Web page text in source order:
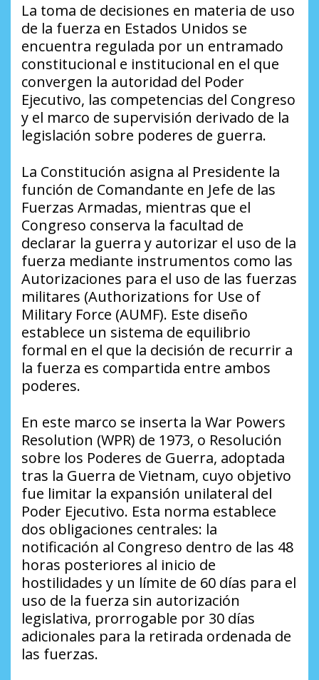
La toma de decisiones en materia de uso
de la fuerza en Estados Unidos se
encuentra regulada por un entramado
constitucional e institucional en el que
convergen la autoridad del Poder
Ejecutivo, las competencias del Congreso
y el marco de supervisión derivado de la
legislación sobre poderes de guerra.
La Constitución asigna al Presidente la
función de Comandante en Jefe de las
Fuerzas Armadas, mientras que el
Congreso conserva la facultad de
declarar la guerra y autorizar el uso de la
fuerza mediante instrumentos como las
Autorizaciones para el uso de las fuerzas
militares (Authorizations for Use of
Military Force (AUMF). Este diseño
establece un sistema de equilibrio
formal en el que la decisión de recurrir a
la fuerza es compartida entre ambos
poderes.
En este marco se inserta la War Powers
Resolution (WPR) de 1973, o Resolución
sobre los Poderes de Guerra, adoptada
tras la Guerra de Vietnam, cuyo objetivo
fue limitar la expansión unilateral del
Poder Ejecutivo. Esta norma establece
dos obligaciones centrales: la
notificación al Congreso dentro de las 48
horas posteriores al inicio de
hostilidades y un límite de 60 días para el
uso de la fuerza sin autorización
legislativa, prorrogable por 30 días
adicionales para la retirada ordenada de
las fuerzas.